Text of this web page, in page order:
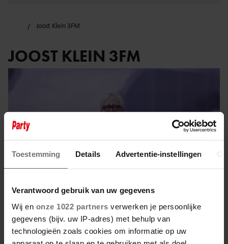
Toestemming Details Advertentie-instellingen
Verantwoord gebruik van uw gegevens
Wij en onze 1022 partners verwerken je persoonlijke
gegevens (bijv. uw IP-adres) met behulp van
technologieën zoals cookies om informatie op uw
Joost Klein 3FM
JOOST KLEIN 3FM
3 juni 2025